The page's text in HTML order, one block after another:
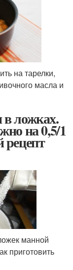
на тарелки,
масла и
ложках.
на 0,5/1
манной
приготовить